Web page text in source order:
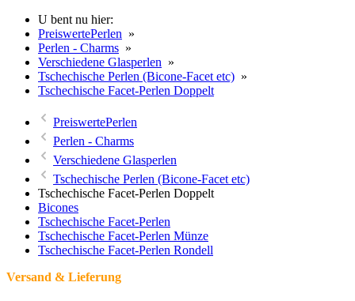
U bent nu hier:
PreiswertePerlen »
Perlen - Charms »
Verschiedene Glasperlen »
Tschechische Perlen (Bicone-Facet etc) »
Tschechische Facet-Perlen Doppelt
PreiswertePerlen
Perlen - Charms
Verschiedene Glasperlen
Tschechische Perlen (Bicone-Facet etc)
Tschechische Facet-Perlen Doppelt
Bicones
Tschechische Facet-Perlen
Tschechische Facet-Perlen Münze
Tschechische Facet-Perlen Rondell
Versand & Lieferung